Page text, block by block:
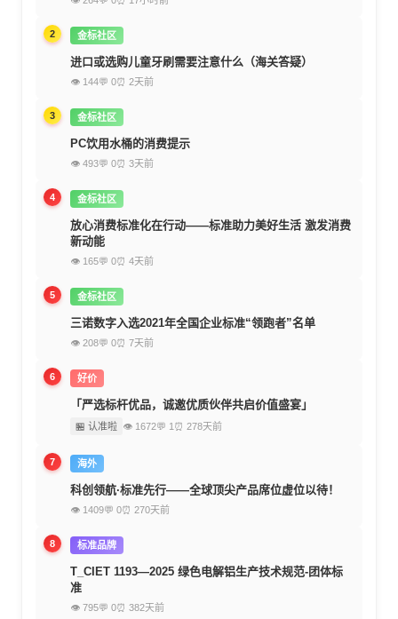
2 金标社区
进口或选购儿童牙刷需要注意什么（海关答疑）
👁 144💬 0⏰ 2天前
3 金标社区
PC饮用水桶的消费提示
👁 493💬 0⏰ 3天前
4 金标社区
放心消费标准化在行动——标准助力美好生活 激发消费
新动能
👁 165💬 0⏰ 4天前
5 金标社区
三诺数字入选2021年全国企业标准“领跑者”名单
👁 208💬 0⏰ 7天前
6 好价
「严选标杆优品，诚邀优质伙伴共启价值盛宴」
🏪 认准啦 👁 1672💬 1 ⏰ 278天前
7 海外
科创领航·标准先行——全球顶尖产品席位虚位以待！
👁 1409💬 0⏰ 270天前
8 标准品牌
T_CIET 1193—2025 绿色电解铝生产技术规范-团体标
准
👁 795💬 0⏰ 382天前